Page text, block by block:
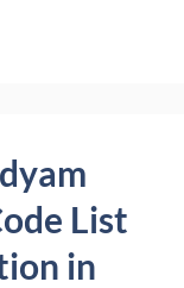
List
in